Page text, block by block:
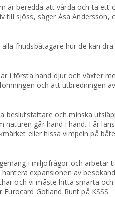
är beredda att vårda och ta ett
sjöss, säger Åsa Andersson,
fritidsbåtägare hur de kan
i första hand djur och växter
och att utbredningen
beslutsfattare och minska
går hand i hand. I år
eller hissa vimpeln på
i miljöfrågor och arbetar
expansionen av
och vi måste hitta smarta
Gotland Runt på KSSS.